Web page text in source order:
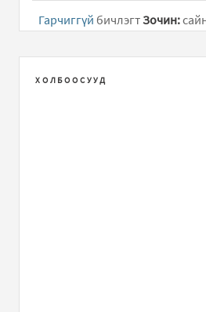
Гарчиггүй бичлэгтЗочин:
Гарчиггүйбичлэгтxvv:
ХОЛБООСУУД